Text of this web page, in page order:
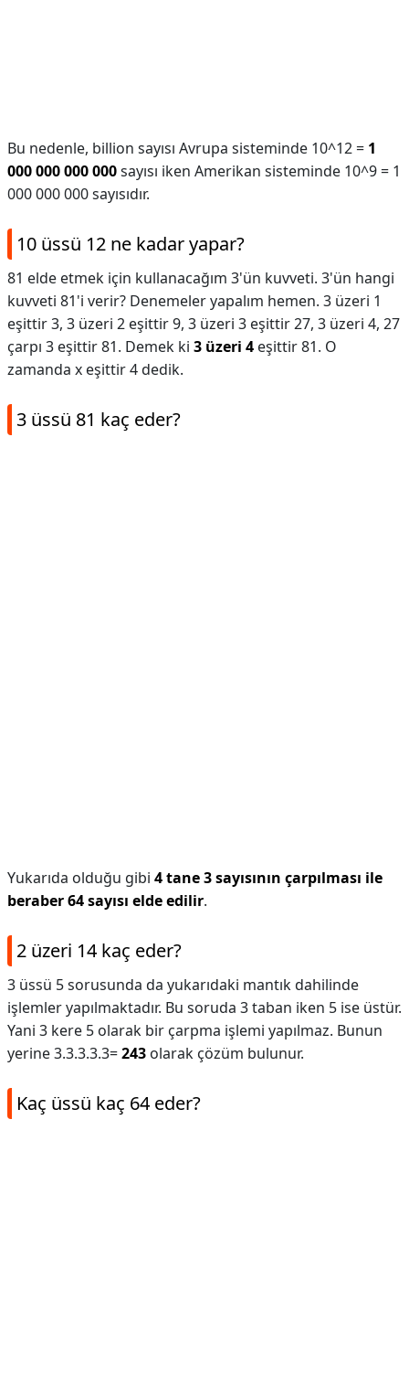
Bu nedenle, billion sayısı Avrupa sisteminde 10^12 = 1
000 000 000 000sayısı iken Amerikan sisteminde 10^9 = 1
000 000 000 sayısıdır.
10 üssü 12 ne kadar yapar?
81 elde etmek için kullanacağım 3'ün kuvveti. 3'ün hangi
kuvveti 81'i verir? Denemeler yapalım hemen. 3 üzeri 1
eşittir 3, 3 üzeri 2 eşittir 9, 3 üzeri 3 eşittir 27, 3 üzeri 4, 27
çarpı 3 eşittir 81. Demek ki 3 üzeri 4 eşittir 81. O
zamanda x eşittir 4 dedik.
3 üssü 81 kaç eder?
Yukarıda olduğu gibi 4 tane 3 sayısının çarpılması ile
beraber 64 sayısı elde edilir.
2 üzeri 14 kaç eder?
3 üssü 5 sorusunda da yukarıdaki mantık dahilinde
işlemler yapılmaktadır. Bu soruda 3 taban iken 5 ise üstür.
Yani 3 kere 5 olarak bir çarpma işlemi yapılmaz. Bunun
yerine 3.3.3.3.3=243 olarak çözüm bulunur.
Kaç üssü kaç 64 eder?